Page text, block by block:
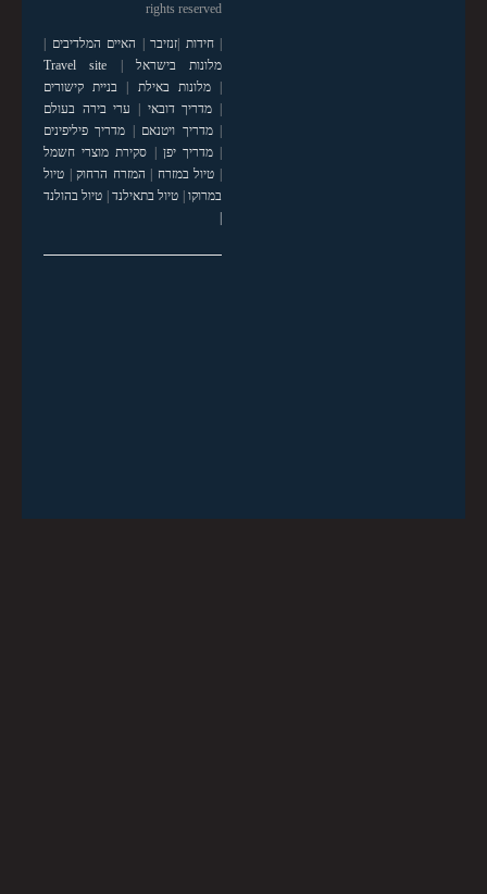
rights reserved
|חידות זנזיבר האיים המלדיבים
מלונות בישראל
Travel site
|מלונות באילת
בניית קישורים
מדריך דובאי
ערי בירה בעולם
|מדריך ויטנאם
מדריך פיליפינים
|מדריך יפן
סקירת מוצרי חשמל
טיול במזרח המזרח הרחוק| טיול
במרוקו| טיול בתאילנד| טיול בהולנד